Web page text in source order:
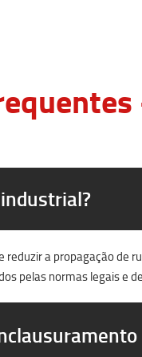
reduzir a propagação
pelas normas legais e